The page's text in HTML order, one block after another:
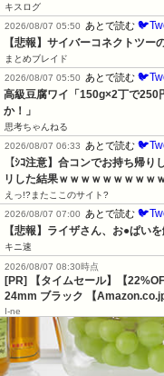
キスログ
2026/08/07 05:50
あとで読む
【悲報】サイバーコネクトツ
まとめブレイド
2026/08/07 05:50
あとで読む
高級豆腐ワイ「150g×2丁で
か！」
思考ちゃんねる
2026/08/07 06:33
あとで読む
【ｼｺ注意】合コンでお持ち帰
リした結果ｗｗｗｗｗｗｗｗｗ
えっ!?またここのサイト?
2026/08/07 07:00
あとで読む
【悲報】ライザさん、お●ぱい
キニ速
2026/08/07 08:30時点
[PR] 【タイムセール】【
24mm ブラック 【
I-ne